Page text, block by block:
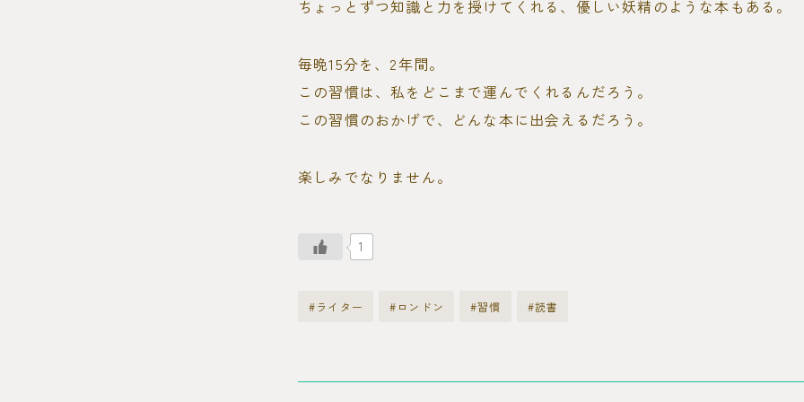
ちょっとずつ知識と力を授けてくれる、優しい妖精のような本もある。
毎晩15分を、2年間。
この習慣は、私をどこまで運んでくれるんだろう。
この習慣のおかげで、どんな本に出会えるだろう。
楽しみでなりません。
1
#ライター #ロンドン #習慣 #読書